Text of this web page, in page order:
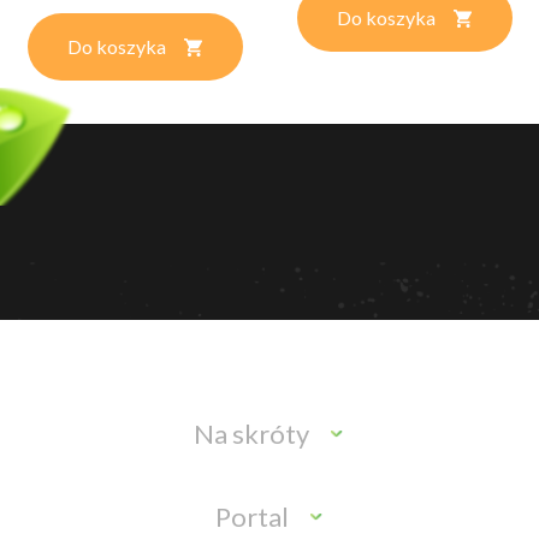
Do koszyka
Do koszyka
Na skróty
Portal